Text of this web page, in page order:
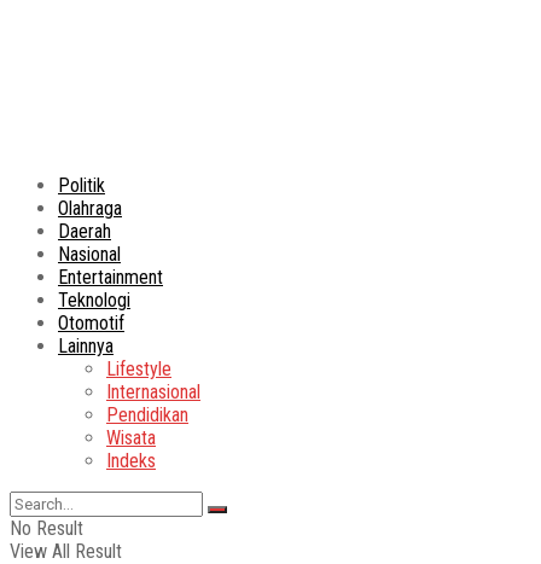
Politik
Olahraga
Daerah
Nasional
Entertainment
Teknologi
Otomotif
Lainnya
Lifestyle
Internasional
Pendidikan
Wisata
Indeks
No Result
View All Result